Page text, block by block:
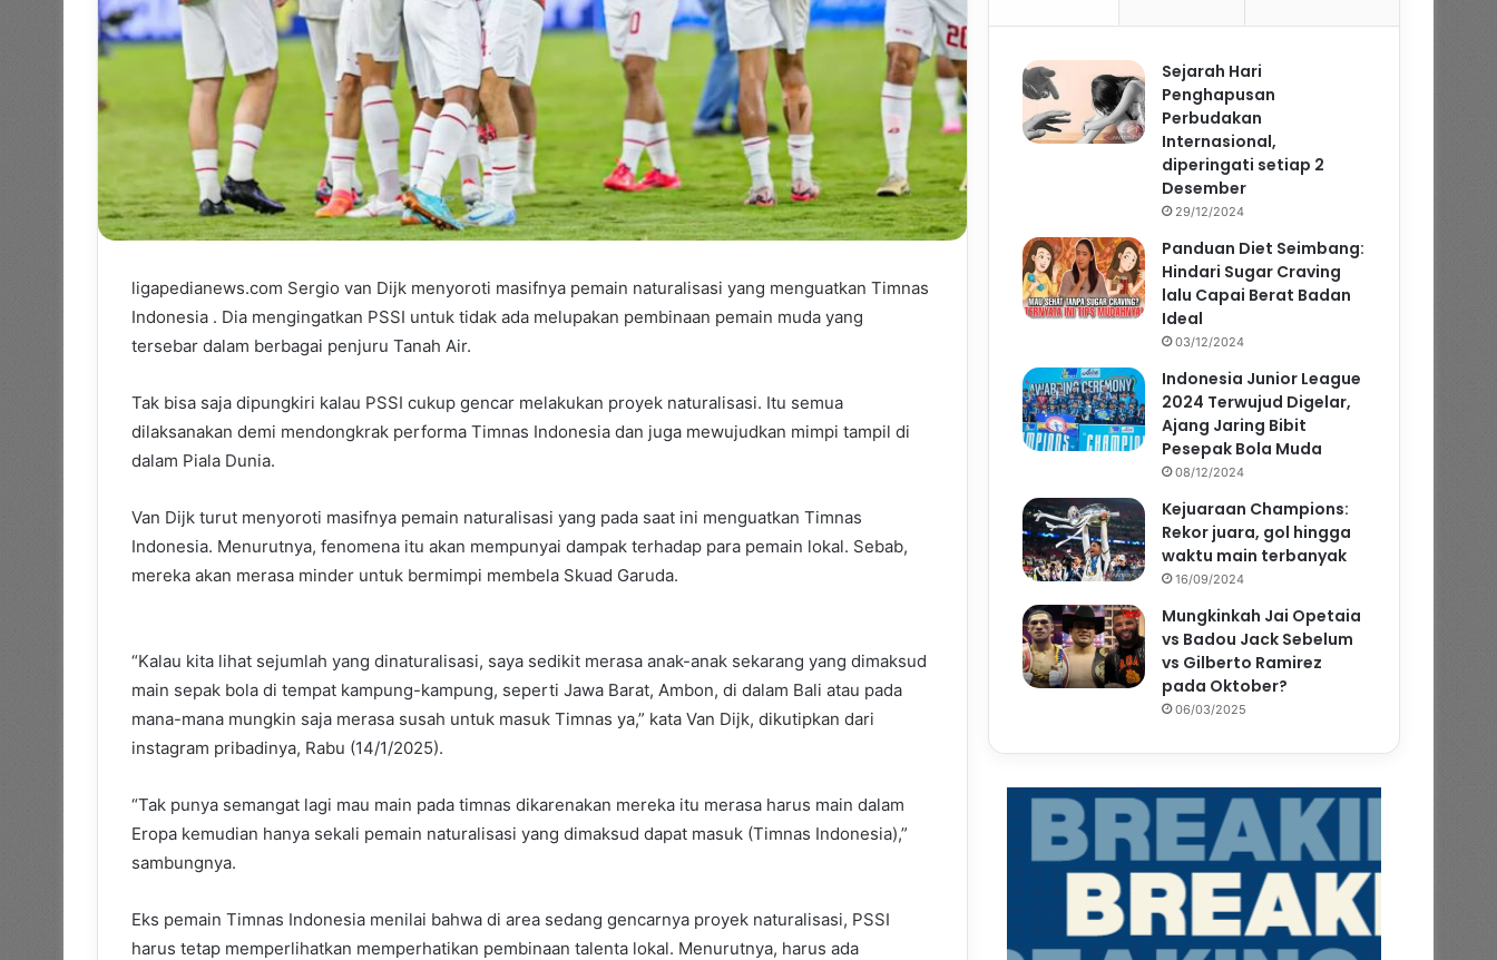
ligapedianews.com Sergio van Dijk menyoroti masifnya pemain naturalisasi yang menguatkan Timnas
Indonesia . Dia mengingatkan PSSI untuk tidak ada melupakan pembinaan pemain muda yang
tersebar dalam berbagai penjuru Tanah Air.
Tak bisa saja dipungkiri kalau PSSI cukup gencar melakukan proyek naturalisasi. Itu semua
dilaksanakan demi mendongkrak performa Timnas Indonesia dan juga mewujudkan mimpi tampil di
dalam Piala Dunia.
Van Dijk turut menyoroti masifnya pemain naturalisasi yang pada saat ini menguatkan Timnas
Indonesia. Menurutnya, fenomena itu akan mempunyai dampak terhadap para pemain lokal. Sebab,
mereka akan merasa minder untuk bermimpi membela Skuad Garuda.
“Kalau kita lihat sejumlah yang dinaturalisasi, saya sedikit merasa anak-anak sekarang yang dimaksud
main sepak bola di tempat kampung-kampung, seperti Jawa Barat, Ambon, di dalam Bali atau pada
mana-mana mungkin saja merasa susah untuk masuk Timnas ya,” kata Van Dijk, dikutipkan dari
instagram pribadinya, Rabu (14/1/2025).
“Tak punya semangat lagi mau main pada timnas dikarenakan mereka itu merasa harus main dalam
Eropa kemudian hanya sekali pemain naturalisasi yang dimaksud dapat masuk (Timnas Indonesia),”
sambungnya.
Eks pemain Timnas Indonesia menilai bahwa di area sedang gencarnya proyek naturalisasi, PSSI
harus tetap memperlihatkan memperhatikan pembinaan talenta lokal. Menurutnya, harus ada
Sejarah Hari
Penghapusan
Perbudakan
Internasional,
diperingati setiap 2
Desember
29/12/2024
Panduan Diet Seimbang:
Hindari Sugar Craving
lalu Capai Berat Badan
Ideal
03/12/2024
Indonesia Junior League
2024 Terwujud Digelar,
Ajang Jaring Bibit
Pesepak Bola Muda
08/12/2024
Kejuaraan Champions:
Rekor juara, gol hingga
waktu main terbanyak
16/09/2024
Mungkinkah Jai Opetaia
vs Badou Jack Sebelum
vs Gilberto Ramirez
pada Oktober?
06/03/2025